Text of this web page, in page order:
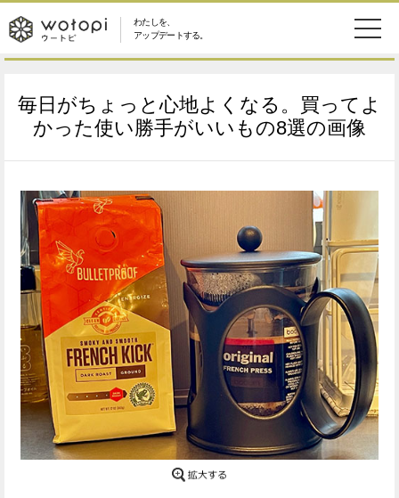
わたしを、
アップデートする。
wotopi
-
ウ
ー
ト
ピ
ニ
美容・コスメ 妊娠・出産
健康 ワークスタイル
ライフスタイル ファッション
ソーシャル SDGs
アイテム
検
索
ウートピとは？
Facebook Twitter
毎日がちょっと心地よくなる。買ってよ
かった使い勝手がいいもの8選の画像